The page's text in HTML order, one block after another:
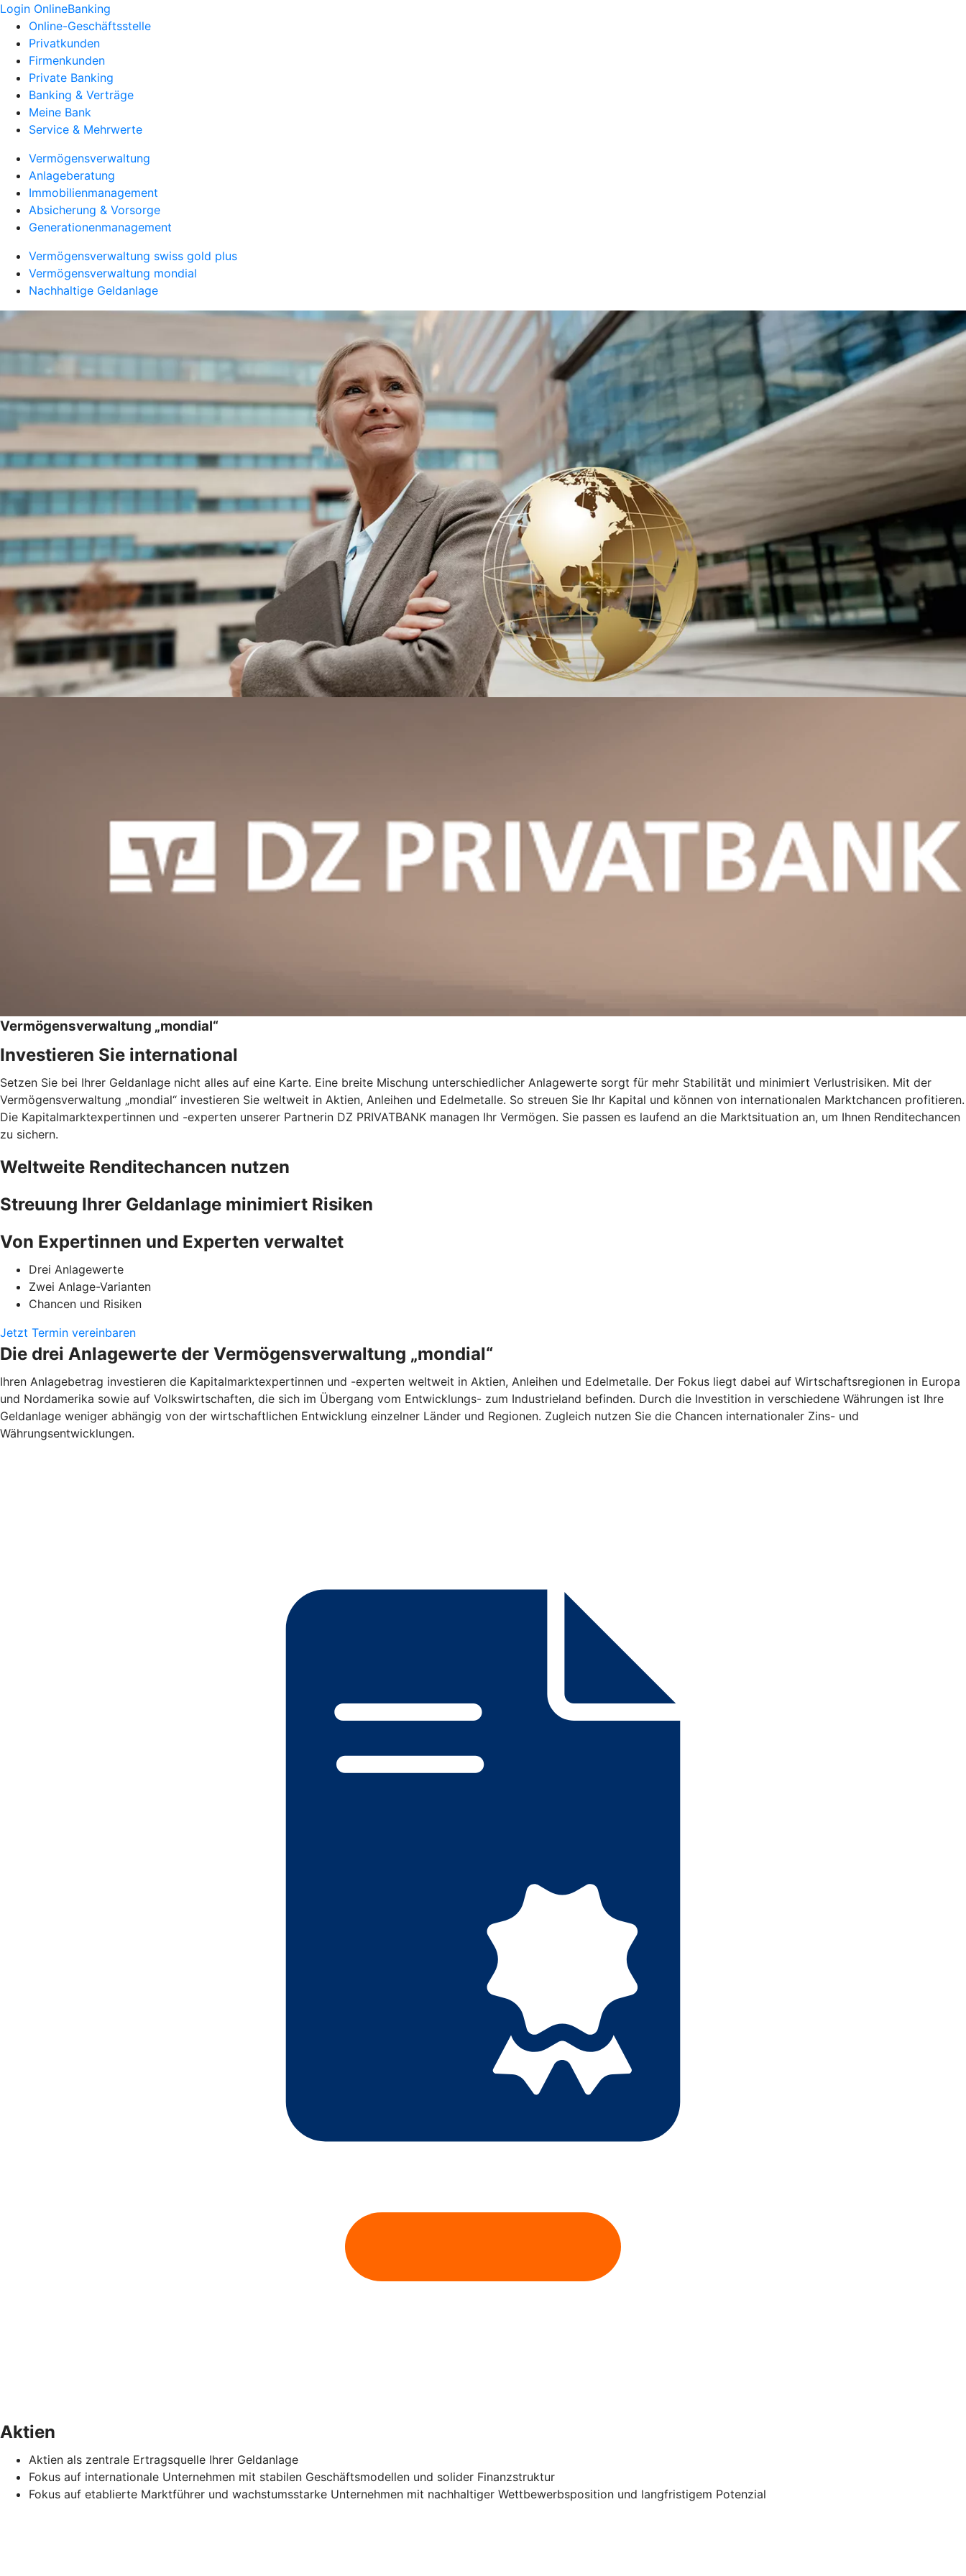
Login OnlineBanking
Online-Geschäftsstelle
Privatkunden
Firmenkunden
Private Banking
Banking & Verträge
Meine Bank
Service & Mehrwerte
Vermögensverwaltung
Anlageberatung
Immobilienmanagement
Absicherung & Vorsorge
Generationenmanagement
Vermögensverwaltung swiss gold plus
Vermögensverwaltung mondial
Nachhaltige Geldanlage
Vermögensverwaltung „mondial“
Investieren Sie international
Setzen Sie bei Ihrer Geldanlage nicht alles auf eine Karte. Eine breite Mischung unterschiedlicher Anlagewerte sorgt für mehr Stabilität und minimiert Verlustrisiken. Mit der
Vermögensverwaltung „mondial“ investieren Sie weltweit in Aktien, Anleihen und Edelmetalle. So streuen Sie Ihr Kapital und können von internationalen Marktchancen profitieren.
Die Kapitalmarktexpertinnen und -experten unserer Partnerin DZ PRIVATBANK managen Ihr Vermögen. Sie passen es laufend an die Marktsituation an, um Ihnen Renditechancen
zu sichern.
Weltweite Renditechancen nutzen
Streuung Ihrer Geldanlage minimiert Risiken
Von Expertinnen und Experten verwaltet
Drei Anlagewerte
Zwei Anlage-Varianten
Chancen und Risiken
Jetzt Termin vereinbaren
Die drei Anlagewerte der Vermögensverwaltung „mondial“
Ihren Anlagebetrag investieren die Kapitalmarktexpertinnen und -experten weltweit in Aktien, Anleihen und Edelmetalle. Der Fokus liegt dabei auf Wirtschaftsregionen in Europa
und Nordamerika sowie auf Volkswirtschaften, die sich im Übergang vom Entwicklungs- zum Industrieland befinden. Durch die Investition in verschiedene Währungen ist Ihre
Geldanlage weniger abhängig von der wirtschaftlichen Entwicklung einzelner Länder und Regionen. Zugleich nutzen Sie die Chancen internationaler Zins- und
Währungsentwicklungen.
Aktien
Aktien als zentrale Ertragsquelle Ihrer Geldanlage
Fokus auf internationale Unternehmen mit stabilen Geschäftsmodellen und solider Finanzstruktur
Fokus auf etablierte Marktführer und wachstumsstarke Unternehmen mit nachhaltiger Wettbewerbsposition und langfristigem Potenzial